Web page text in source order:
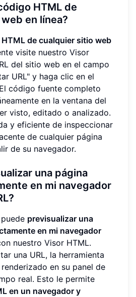
HTML de
en línea?
de cualquier sitio web
visite nuestro Visor
del sitio web en el campo
URL" y haga clic en el
código fuente completo
en la ventana del
visto, editado o analizado.
y eficiente de inspeccionar
de cualquier página
de su navegador.
una página
en mi navegador
previsualizar una
en mi navegador
nuestro Visor HTML.
una URL, la herramienta
en su panel de
real. Esto le permite
en un navegador y